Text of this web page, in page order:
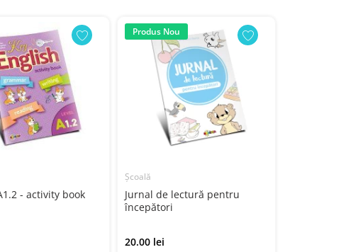
- activity book
Produs Nou
Școală
Jurnal de lectură pentru
începători
20.00 lei